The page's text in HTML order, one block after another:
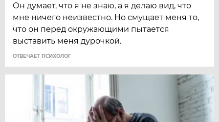
Он думает, что я не знаю, а я делаю вид, что
мне ничего неизвестно. Но смущает меня то,
что он перед окружающими пытается
выставить меня дурочкой.
ОТВЕЧАЕТ ПСИХОЛОГ